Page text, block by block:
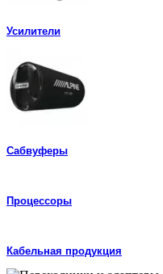
Усилители
Сабвуферы
Процессоры
Кабельная продукция